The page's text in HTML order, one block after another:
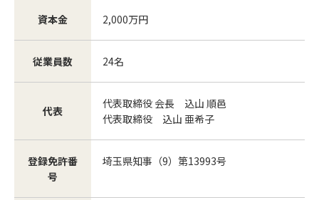
資本金 2,000万円
従業員数 24名
代表
代表取締役 会長 込山 順邑
代表取締役 込山 亜希子
登録免許番
号
埼玉県知事（9）第13993号